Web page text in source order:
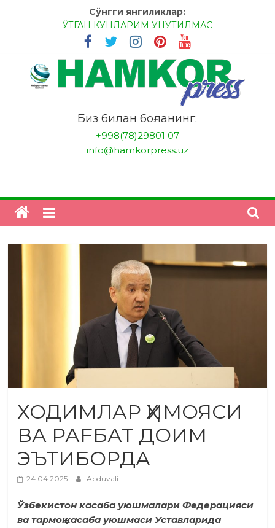
Сўнгги янгиликлар:
ЎТГАН КУНЛАРИМ УНУТИЛМАС
МЕССИ ВА РОНАЛДУ, АНА ЭНДИ ИККАЛАНГ ҲАМ
ҲУСАНОВГА ТАН БЕРИНГЛАР!
МЕҲР ОРҚАЛИ ШИФО
БАНКДА ИШЛАШ ОСОНМИ?
НАТИЖАГА ЭРИШИШ ЎЗ ҚЎЛИМИЗДА
"HamkorPress"
Биз билан боғланинг:
+998(78)29801 07
info@hamkorpress.uz
ХОДИМЛАР ҲИМОЯСИ
ВА РАFБАТ ДОИМ
ЭЪТИБОРДА
24.04.2025 Abduvali
Ўзбекистон касаба уюшмалари Федерацияси
ва тармоқ касаба уюшмаси Уставларида